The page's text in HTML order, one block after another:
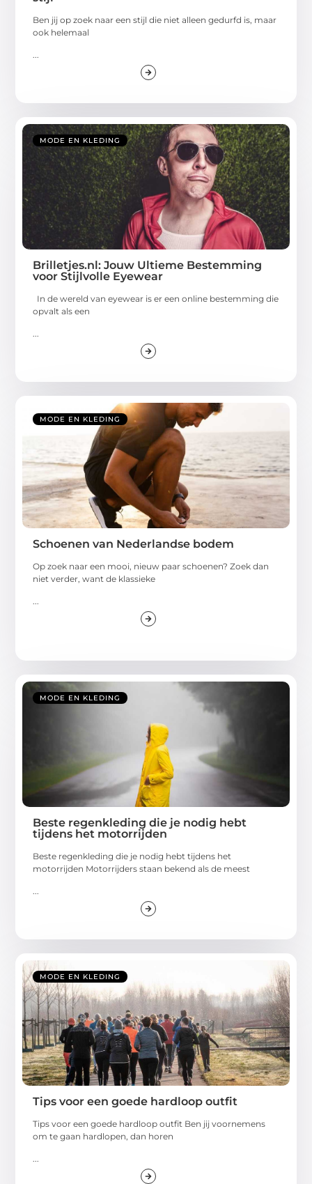
Ben jij op zoek naar een stijl die niet alleen gedurfd is, maar
ook helemaal
...
MODE EN KLEDING
Brilletjes.nl: Jouw Ultieme Bestemming
voor Stijlvolle Eyewear
In de wereld van eyewear is er een online bestemming die
opvalt als een
...
MODE EN KLEDING
Schoenen van Nederlandse bodem
Op zoek naar een mooi, nieuw paar schoenen? Zoek dan
niet verder, want de klassieke
...
MODE EN KLEDING
Beste regenkleding die je nodig hebt
tijdens het motorrijden
Beste regenkleding die je nodig hebt tijdens het
motorrijden Motorrijders staan ​​bekend als de meest
...
MODE EN KLEDING
Tips voor een goede hardloop outfit
Tips voor een goede hardloop outfit Ben jij voornemens
om te gaan hardlopen, dan horen
...